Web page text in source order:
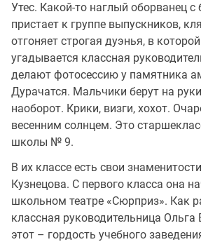
Утес. Какой-то наглый оборванец
пристает к группе выпускников,
отгоняет строгая дуэнья, в
угадывается классная
делают фотосессию у памятника
Дурачатся. Мальчики берут на
наоборот. Крики, визги, хохот.
весенним солнцем. Это
школы № 9.
В их классе есть свои
Кузнецова. С первого класса она
школьном театре «Сюрприз». Как
классная руководительница Ольга
этот – гордость учебного